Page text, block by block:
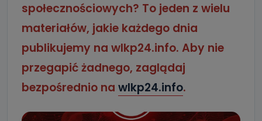
społecznościowych? To jeden z wielu
materiałów, jakie każdego dnia
publikujemy na wlkp24.info. Aby nie
przegapić żadnego, zaglądaj
bezpośrednio na wlkp24.info.